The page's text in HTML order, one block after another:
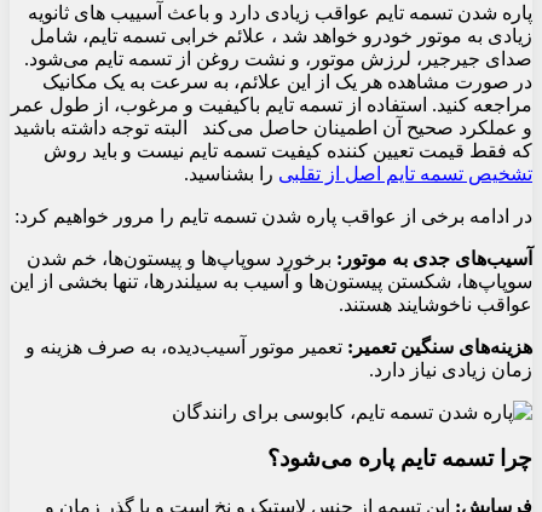
پاره شدن تسمه تایم عواقب زیادی دارد و باعث آسییب های ثانویه
زیادی به موتور خودرو خواهد شد ، علائم خرابی تسمه تایم، شامل
صدای جیرجیر، لرزش موتور، و نشت روغن از تسمه تایم می‌شود.
در صورت مشاهده هر یک از این علائم، به سرعت به یک مکانیک
مراجعه کنید. استفاده از تسمه تایم باکیفیت و مرغوب، از طول عمر
و عملکرد صحیح آن اطمینان حاصل می‌کند البته توجه داشته باشید
که فقط قیمت تعیین کننده کیفیت تسمه تایم نیست و باید روش
تشخیص تسمه تایم اصل از تقلبی را بشناسید.
در ادامه برخی از عواقب پاره شدن تسمه تایم را مرور خواهیم کرد:
آسیب‌های جدی به موتور: برخورد سوپاپ‌ها و پیستون‌ها، خم شدن
سوپاپ‌ها، شکستن پیستون‌ها و آسیب به سیلندرها، تنها بخشی از این
عواقب ناخوشایند هستند.
هزینه‌های سنگین تعمیر: تعمیر موتور آسیب‌دیده، به صرف هزینه و
زمان زیادی نیاز دارد.
چرا تسمه تایم پاره می‌شود؟
فرسایش: این تسمه از جنس لاستیک و نخ است و با گذر زمان و